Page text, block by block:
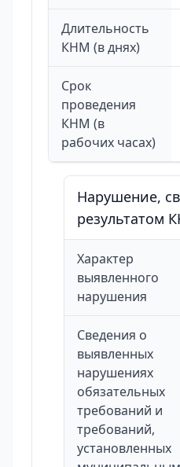
Длительность
КНМ (в днях)
Срок
проведения
КНМ (в
рабочих часах)
Нарушение,
результатом
Характер
выявленного
нарушения
Сведения о
выявленных
нарушениях
обязательных
требований и
требований,
установленных